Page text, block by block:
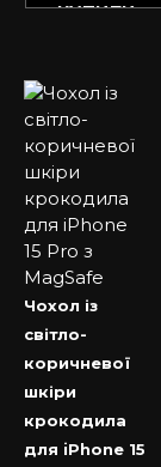
КУПИТИ
Чохол із
світло-
коричневої
шкіри
крокодила
для iPhone 15